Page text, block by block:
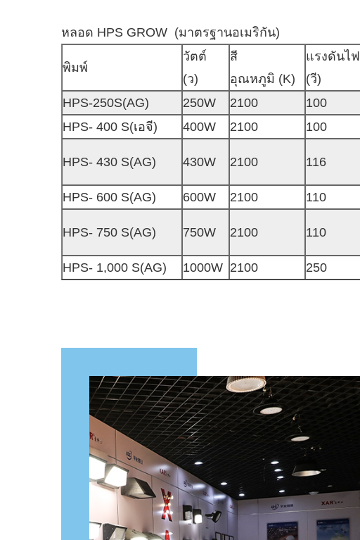
หลอด HPS GROW (มาตรฐานอเมริกัน)
พิมพ์
วัตต์
(ว)
สี
อุณหภูมิ (K)
แรงดันไฟ
(วี)
HPS-250S(AG)
250W 2100 100
HPS- 400 S(เอจี)
400W 2100 100
HPS- 430 S(AG) 430W 2100 116
HPS- 600 S(AG) 600W 2100 110
HPS- 750 S(AG) 750W 2100 110
HPS- 1,000 S(AG) 1000W 2100 250